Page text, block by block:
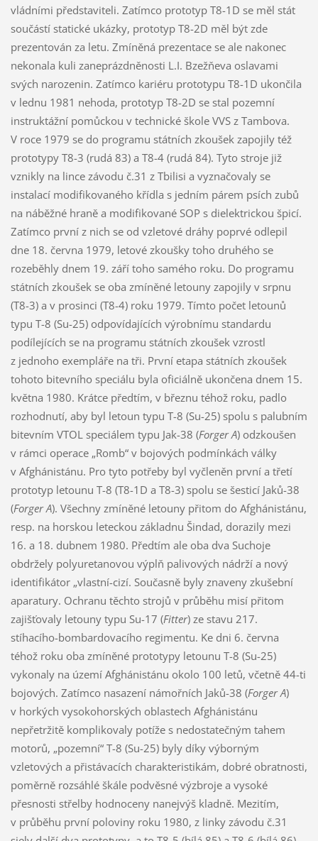
vládními představiteli. Zatímco prototyp T8-1D se měl stát
součástí statické ukázky, prototyp T8-2D měl být zde
prezentován za letu. Zmíněná prezentace se ale nakonec
nekonala kuli zaneprázdněnosti L.I. Bzežňeva oslavami
svých narozenin. Zatímco kariéru prototypu T8-1D ukončila
v lednu 1981 nehoda, prototyp T8-2D se stal pozemní
instruktážní pomůckou v technické škole VVS z Tambova.
V roce 1979 se do programu státních zkoušek zapojily též
prototypy T8-3 (rudá 83) a T8-4 (rudá 84). Tyto stroje již
vznikly na lince závodu č.31 z Tbilisi a vyznačovaly se
instalací modifikovaného křídla s jedním párem psích zubů
na náběžné hraně a modifikované SOP s dielektrickou špicí.
Zatímco první z nich se od vzletové dráhy poprvé odlepil
dne 18. června 1979, letové zkoušky toho druhého se
rozeběhly dnem 19. září toho samého roku. Do programu
státních zkoušek se oba zmíněné letouny zapojily v srpnu
(T8-3) a v prosinci (T8-4) roku 1979. Tímto počet letounů
typu T-8 (Su-25) odpovídajících výrobnímu standardu
podílejících se na programu státních zkoušek vzrostl
z jednoho exempláře na tři. První etapa státních zkoušek
tohoto bitevního speciálu byla oficiálně ukončena dnem 15.
května 1980. Krátce předtím, v březnu téhož roku, padlo
rozhodnutí, aby byl letoun typu T-8 (Su-25) spolu s palubním
bitevním VTOL speciálem typu Jak-38 (Forger A) odzkoušen
v rámci operace „Romb“ v bojových podmínkách války
v Afghánistánu. Pro tyto potřeby byl vyčleněn první a třetí
prototyp letounu T-8 (T8-1D a T8-3) spolu se šesticí Jaků-38
(Forger A). Všechny zmíněné letouny přitom do Afghánistánu,
resp. na horskou leteckou základnu Šindad, dorazily mezi
16. a 18. dubnem 1980. Předtím ale oba dva Suchoje
obdržely polyuretanovou výplň palivových nádrží a nový
identifikátor „vlastní-cizí. Současně byly znaveny zkušební
aparatury. Ochranu těchto strojů v průběhu misí přitom
zajišťovaly letouny typu Su-17 (Fitter) ze stavu 217.
stíhacího-bombardovacího regimentu. Ke dni 6. června
téhož roku oba zmíněné prototypy letounu T-8 (Su-25)
vykonaly na území Afghánistánu okolo 100 letů, včetně 44-ti
bojových. Zatímco nasazení námořních Jaků-38 (Forger A)
v horkých vysokohorských oblastech Afghánistánu
nepřetržitě komplikovaly potíže s nedostatečným tahem
motorů, „pozemní“ T-8 (Su-25) byly díky výborným
vzletových a přistávacích charakteristikám, dobré obratnosti,
poměrně rozsáhlé škále podvěsné výzbroje a vysoké
přesnosti střelby hodnoceny nanejvýš kladně. Mezitím,
v průběhu první poloviny roku 1980, z linky závodu č.31